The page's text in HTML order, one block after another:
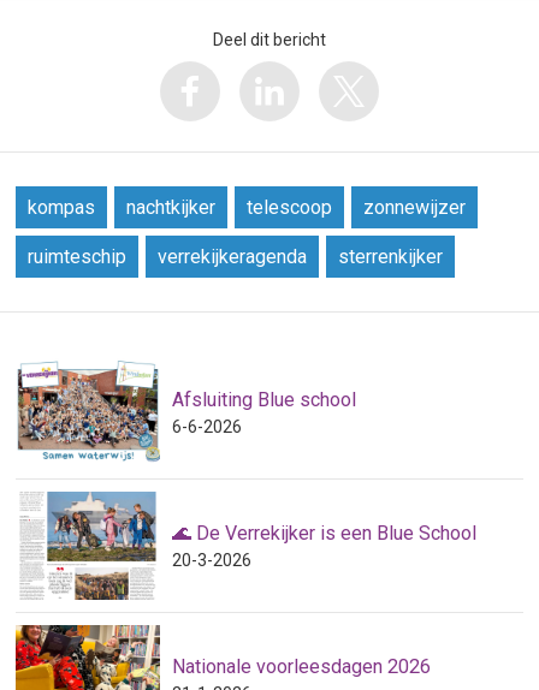
Deel dit bericht
kompas nachtkijker telescoop zonnewijzer
ruimteschip verrekijkeragenda sterrenkijker
Afsluiting Blue school
6-6-2026
🌊 De Verrekijker is een Blue School
20-3-2026
Nationale voorleesdagen 2026